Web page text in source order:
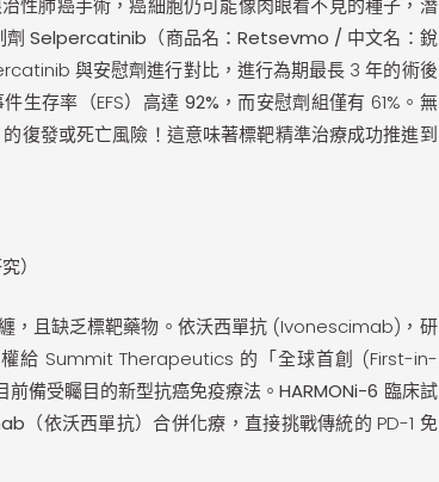
性肺癌手術，癌細胞仍可能像肉眼看不見的種子，潛
劑Selpercatinib（商品名：Retsevmo / 中文名：銳
與安慰劑進行對比，進行為期最長 3 年的術後
生存率（EFS）高達 92% ，而安慰劑組僅有 61%。無
的復發或死亡風險！這意味著標靶精準治療成功推進到
）
，且缺乏標靶藥物。依沃西單抗 (Ivonescimab)，研
給 Summit Therapeutics 的「全球首創 (First-in-
前備受矚目的新型抗癌免疫療法。HARMONi-6 臨床試
（依沃西單抗）合併化療 ，直接挑戰傳統的 PD-1 免